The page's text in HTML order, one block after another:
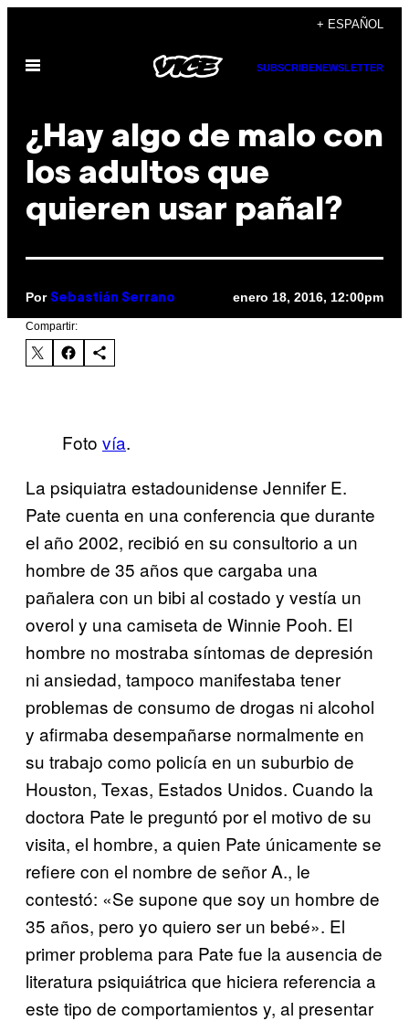
contenido
+ ESPAÑOL
Abrir
SUBSCRIBENEWSLETTER
¿Hay algo de malo con
los adultos que
quieren usar pañal?
Por Sebastián Serrano enero 18, 2016, 12:00pm
Compartir:
Foto vía.
La psiquiatra estadounidense Jennifer E.
Pate cuenta en una conferencia que durante
el año 2002, recibió en su consultorio a un
hombre de 35 años que cargaba una
pañalera con un bibi al costado y vestía un
overol y una camiseta de Winnie Pooh. El
hombre no mostraba síntomas de depresión
ni ansiedad, tampoco manifestaba tener
problemas de consumo de drogas ni alcohol
y afirmaba desempañarse normalmente en
su trabajo como policía en un suburbio de
Houston, Texas, Estados Unidos. Cuando la
doctora Pate le preguntó por el motivo de su
visita, el hombre, a quien Pate únicamente se
refiere con el nombre de señor A., le
contestó: «Se supone que soy un hombre de
35 años, pero yo quiero ser un bebé». El
primer problema para Pate fue la ausencia de
literatura psiquiátrica que hiciera referencia a
este tipo de comportamientos y, al presentar